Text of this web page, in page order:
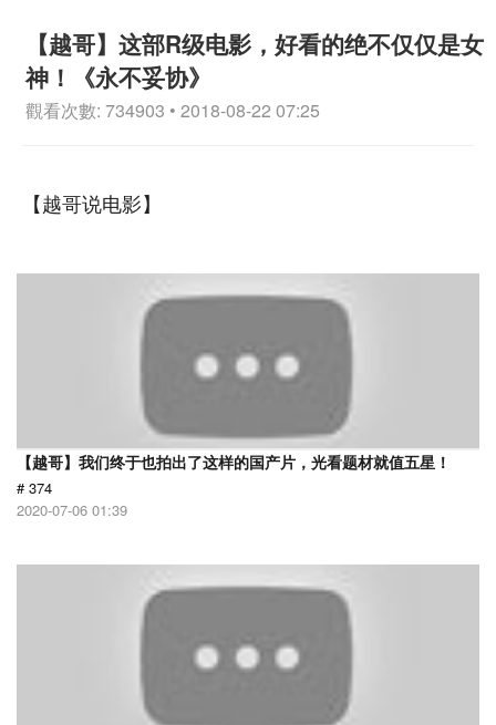
【越哥】这部R级电影，好看的绝不仅仅是女
神！《永不妥协》
觀看次數: 734903 • 2018-08-22 07:25
【越哥说电影】
【越哥】我们终于也拍出了这样的国产片，光看题材就值五星！
# 374
2020-07-06 01:39